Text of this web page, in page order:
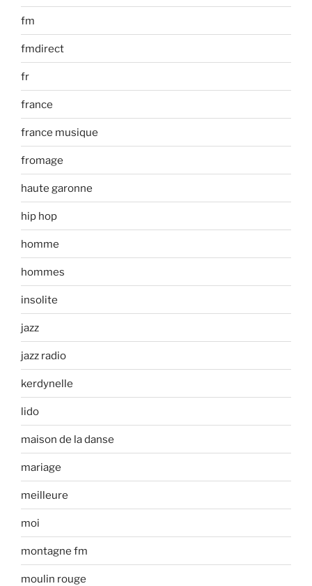
fm
fmdirect
fr
france
france musique
fromage
haute garonne
hip hop
homme
hommes
insolite
jazz
jazz radio
kerdynelle
lido
maison de la danse
mariage
meilleure
moi
montagne fm
moulin rouge